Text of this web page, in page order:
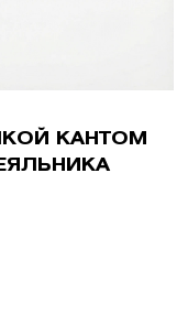
КАНТОМ